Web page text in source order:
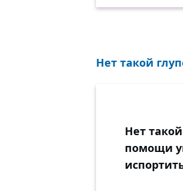
Нет такой
Нет
помощи